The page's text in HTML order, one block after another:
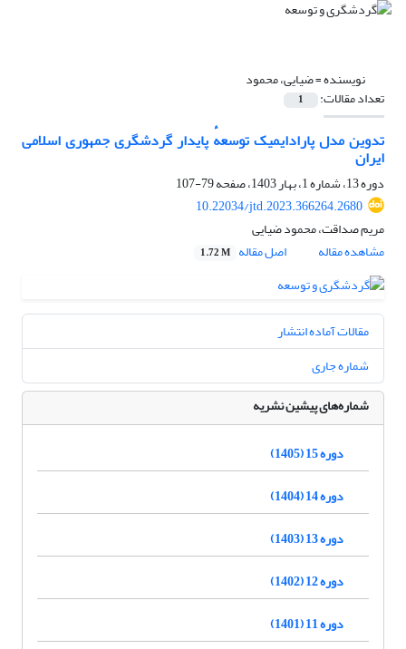
نویسنده =ضیایی، محمود
تعداد مقالات: 1
تدوین مدل پارادایمیک توسعهٔ پایدار گردشگری جمهوری اسلامی
ایران
دوره 13، شماره 1، بهار 1403، صفحه
79-107
10.22034/jtd.2023.366264.2680
مریم صداقت، محمود ضیایی
مشاهده مقاله
اصل مقاله 1.72 M
مقالات آماده انتشار
شماره جاری
شماره‌های پیشین نشریه
دوره 15 (1405)
دوره 14 (1404)
دوره 13 (1403)
دوره 12 (1402)
دوره 11 (1401)